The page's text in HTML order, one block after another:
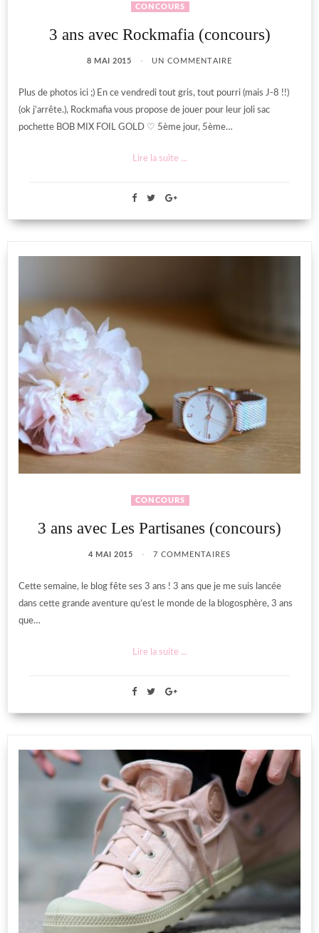
CONCOURS
3 ans avec Rockmafia (concours)
8 MAI 2015 UN COMMENTAIRE
Plus de photos ici ;) En ce vendredi tout gris, tout pourri (mais J-8 !!)
(ok j’arrête.), Rockmafia vous propose de jouer pour leur joli sac
pochette BOB MIX FOIL GOLD ♡ 5ème jour, 5ème…
Lire la suite ...
CONCOURS
3 ans avec Les Partisanes (concours)
4 MAI 2015 7 COMMENTAIRES
Cette semaine, le blog fête ses 3 ans ! 3 ans que je me suis lancée
dans cette grande aventure qu’est le monde de la blogosphère, 3 ans
que…
Lire la suite ...